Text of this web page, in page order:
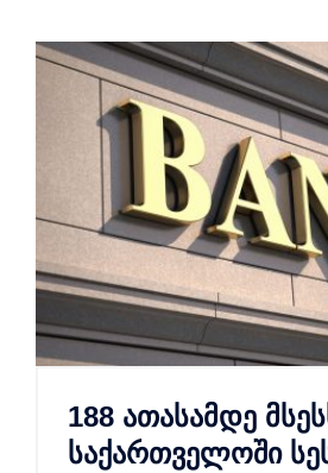
188 ათასამდე
საქართველოში